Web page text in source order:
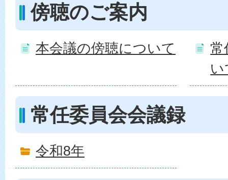
傍聴のご案内
本会議の傍聴について
常
い
常任委員会会議録
令和8年